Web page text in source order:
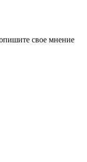
свое мнение